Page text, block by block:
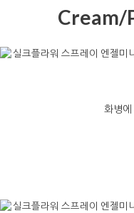
Cream/
화병